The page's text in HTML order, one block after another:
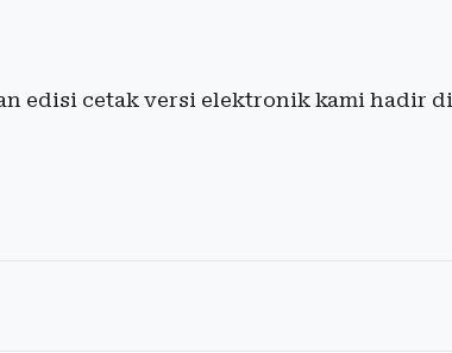
edisi cetak versi elektronik kami hadir di